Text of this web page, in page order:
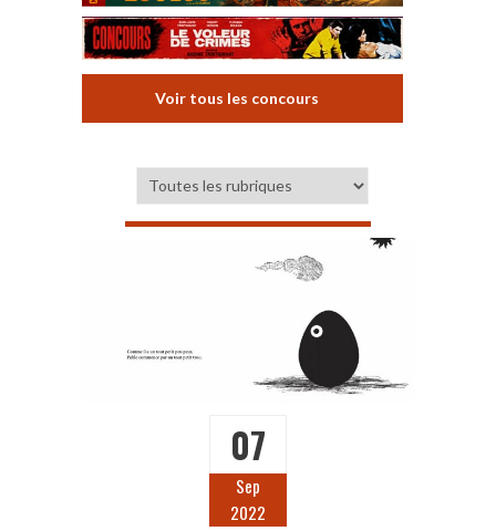
Voir tous les concours
07
Sep
2022